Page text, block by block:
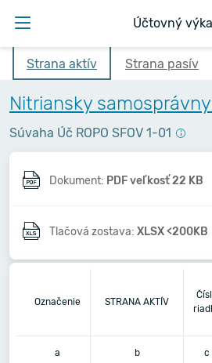
Účtovný
Strana aktív Strana pasív
Nitriansky
Súvaha Úč ROPO SFOV 1-01
Dokument: PDF veľkosť 22 KB
Tlačová zostava: XLSX <200KB
Označenie STRANA AKTÍV
a b c